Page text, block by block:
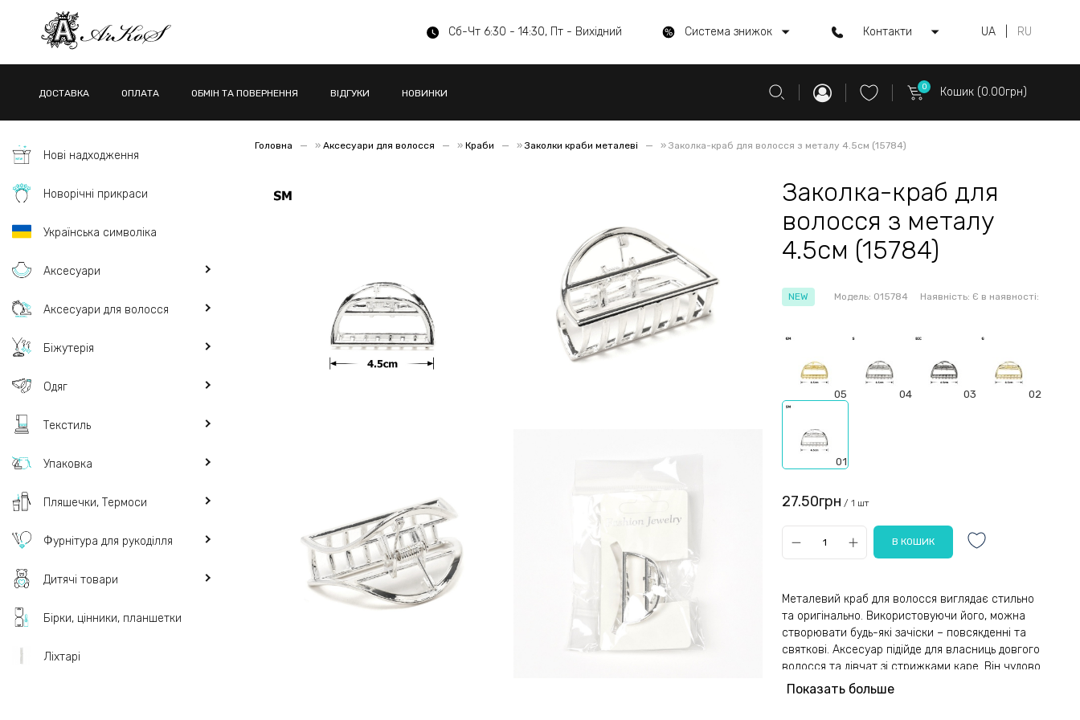
Сб-Чт 6:30 - 14:30, Пт - Вихідний Система знижок Контакти UA RU
ДОСТАВКА ОПЛАТА ОБМІН ТА ПОВЕРНЕННЯ ВІДГУКИ НОВИНКИ
0 Кошик (0.00грн)
Нові надходження
Новорічні прикраси
Українська символіка
Аксесуари
Аксесуари для волосся
Біжутерія
Одяг
Текстиль
Упаковка
Пляшечки, Термоси
Фурнітура для рукоділля
Дитячі товари
Бірки, цінники, планшетки
Ліхтарі
Головна » Аксесуари для волосся » Краби »Заколки краби металеві » Заколка-краб для волосся з металу 4.5см (15784)
Заколка-краб для
волосся з металу
4.5см (15784)
NEW Модель: 015784 Наявність: Є в наявності:
05 04 03 02
01
27.50грн / 1 шт
Металевий краб для волосся виглядає стильно
та оригінально. Використовуючи його, можна
створювати будь-які зачіски – повсякденні та
святкові. Аксесуар підійде для власниць довгого
волосся та дівчат зі стрижками каре. Він чудово
справляється з фіксацією густих і важких
Показать больше